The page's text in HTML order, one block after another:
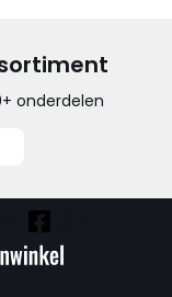
onderdelen